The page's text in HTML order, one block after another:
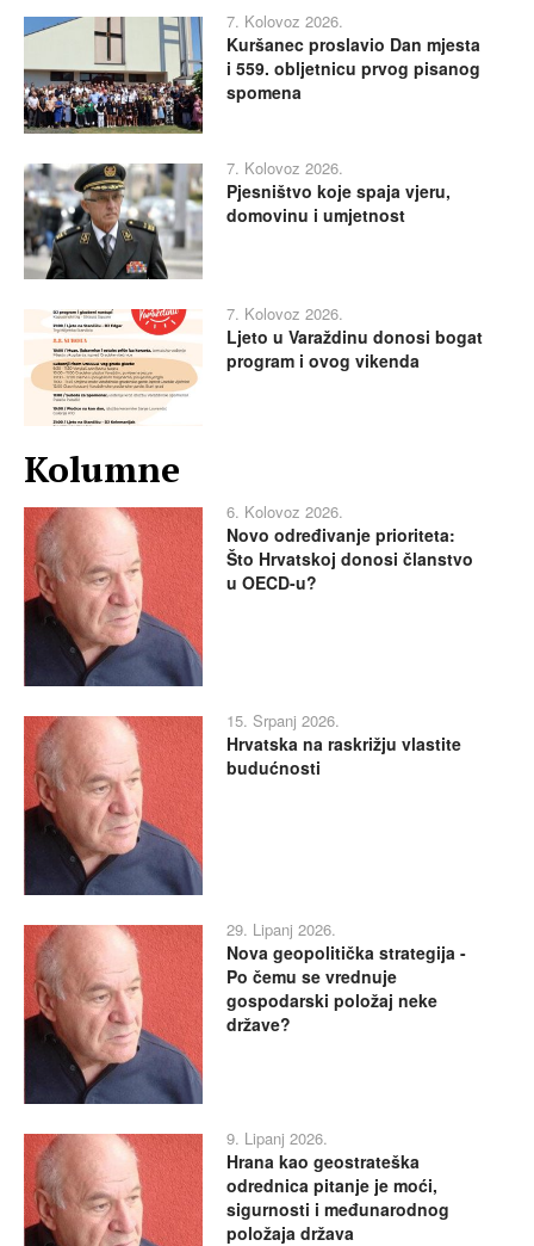
7. Kolovoz 2026.
Kuršanec proslavio Dan mjesta
i 559. obljetnicu prvog pisanog
spomena
7. Kolovoz 2026.
Pjesništvo koje spaja vjeru,
domovinu i umjetnost
7. Kolovoz 2026.
Ljeto u Varaždinu donosi bogat
program i ovog vikenda
Kolumne
6. Kolovoz 2026.
Novo određivanje prioriteta:
Što Hrvatskoj donosi članstvo
u OECD-u?
15. Srpanj 2026.
Hrvatska na raskrižju vlastite
budućnosti
29. Lipanj 2026.
Nova geopolitička strategija -
Po čemu se vrednuje
gospodarski položaj neke
države?
9. Lipanj 2026.
Hrana kao geostrateška
odrednica pitanje je moći,
sigurnosti i međunarodnog
položaja država